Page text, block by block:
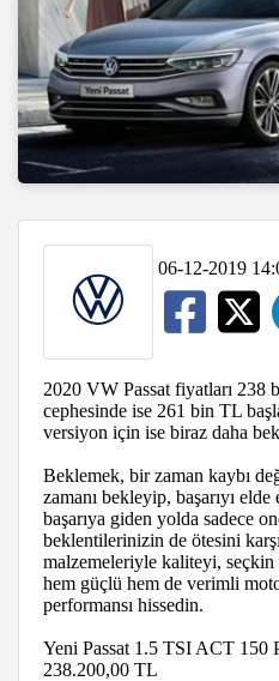
06-12-2019
2020 VW Passat fiyatları 238
cephesinde ise 261 bin TL
versiyon için ise biraz daha
Beklemek, bir zaman kaybı
zamanı bekleyip, başarıyı
başarıya giden yolda sadece
beklentilerinizin de ötesini
malzemeleriyle kaliteyi,
hem güçlü hem de verimli
performansı hissedin.
Yeni Passat 1.5 TSI ACT 150
238.200,00 TL